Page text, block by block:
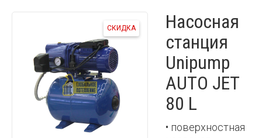
СКИДКА
Насосная
станция
Unipump
AUTO JET
80 L
• поверхностная